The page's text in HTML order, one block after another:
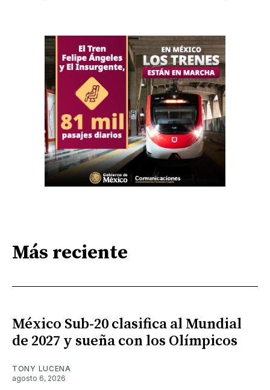
Más reciente
México Sub-20 clasifica al Mundial
de 2027 y sueña con los Olímpicos
TONY LUCENA
agosto 6, 2026